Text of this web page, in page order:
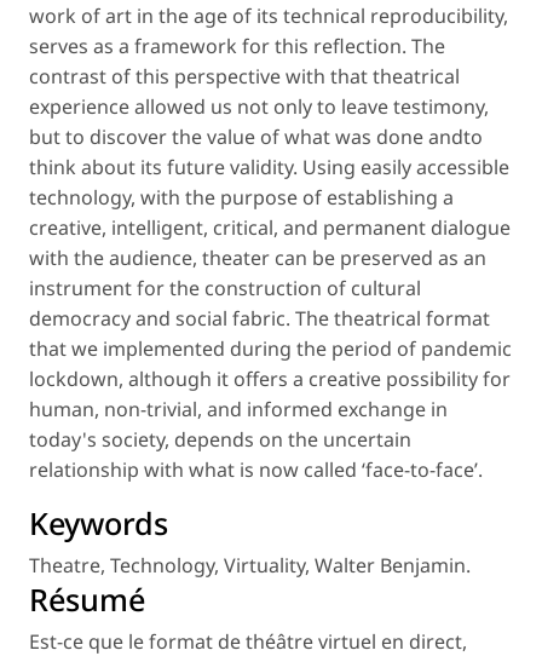
work of art in the age of its technical reproducibility,
serves as a framework for this reflection. The
contrast of this perspective with that theatrical
experience allowed us not only to leave testimony,
but to discover the value of what was done andto
think about its future validity. Using easily accessible
technology, with the purpose of establishing a
creative, intelligent, critical, and permanent dialogue
with the audience, theater can be preserved as an
instrument for the construction of cultural
democracy and social fabric. The theatrical format
that we implemented during the period of pandemic
lockdown, although it offers a creative possibility for
human, non-trivial, and informed exchange in
today's society, depends on the uncertain
relationship with what is now called ‘face-to-face’.
Keywords
Theatre, Technology, Virtuality, Walter Benjamin.
Résumé
Est-ce que le format de théâtre virtuel en direct,